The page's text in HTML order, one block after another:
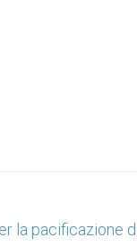
la pacificazione